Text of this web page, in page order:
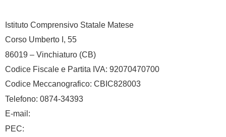
Istituto Comprensivo Statale Matese
Corso Umberto I, 55
86019 – Vinchiaturo (CB)
Codice Fiscale e Partita IVA: 92070470700
Codice Meccanografico: CBIC828003
Telefono: 0874-34393
E-mail:
PEC: